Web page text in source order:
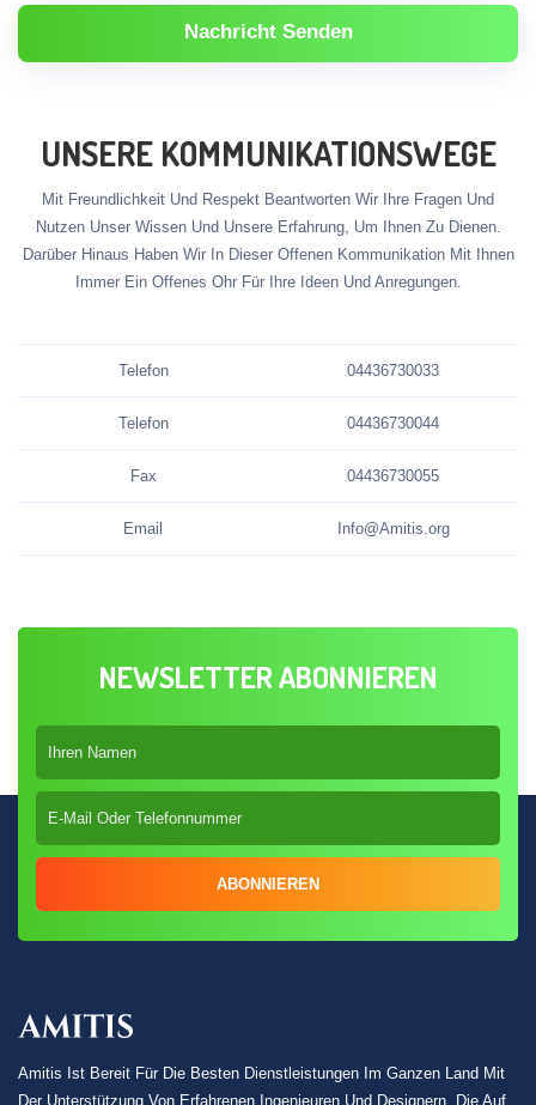
Nachricht Senden
UNSERE KOMMUNIKATIONSWEGE
Mit Freundlichkeit Und Respekt Beantworten Wir Ihre Fragen Und
Nutzen Unser Wissen Und Unsere Erfahrung, Um Ihnen Zu Dienen.
Darüber Hinaus Haben Wir In Dieser Offenen Kommunikation Mit Ihnen
Immer Ein Offenes Ohr Für Ihre Ideen Und Anregungen.
Telefon 04436730033
Telefon 04436730044
Fax 04436730055
Email Info@Amitis.org
NEWSLETTER ABONNIEREN
ABONNIEREN
Amitis Ist Bereit Für Die Besten Dienstleistungen Im Ganzen Land Mit
Der Unterstützung Von Erfahrenen Ingenieuren Und Designern, Die Auf